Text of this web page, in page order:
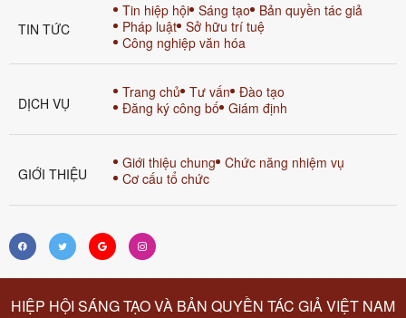
TIN TỨC
Tin hiệp hội Sáng tạo Bản quyền tác giả
Pháp luật Sở hữu trí tuệ
Công nghiệp văn hóa
DỊCH VỤ
Trang chủ Tư vấn Đào tạo
Đăng ký công bố Giám định
GIỚI THIỆU
Giới thiệu chung Chức năng nhiệm vụ
Cơ cấu tổ chức
HIỆP HỘI SÁNG TẠO VÀ BẢN QUYỀN TÁC GIẢ VIỆT NAM